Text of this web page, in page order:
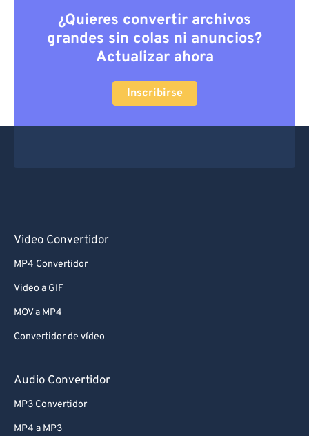
¿Quieres convertir archivos
grandes sin colas ni anuncios?
Actualizar ahora
Inscribirse
Video Convertidor
MP4 Convertidor
Video a GIF
MOV a MP4
Convertidor de vídeo
Audio Convertidor
MP3 Convertidor
MP4 a MP3